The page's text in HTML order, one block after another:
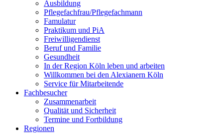
Ausbildung
Pflegefachfrau/Pflegefachmann
Famulatur
Praktikum und PiA
Freiwilligendienst
Beruf und Familie
Gesundheit
In der Region Köln leben und arbeiten
Willkommen bei den Alexianern Köln
Service für Mitarbeitende
Fachbesucher
Zusammenarbeit
Qualität und Sicherheit
Termine und Fortbildung
Regionen